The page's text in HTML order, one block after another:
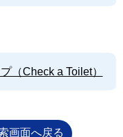
（Check a Toilet）
画面へ戻る